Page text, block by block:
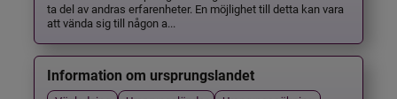
ta del av andras erfarenheter. En möjlighet till detta kan vara
att vända sig till någon a...
Information om ursprungslandet